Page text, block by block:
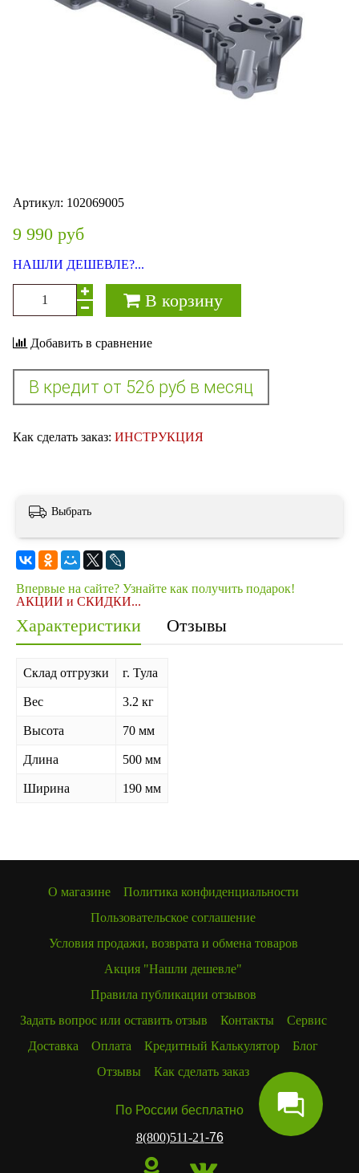
Артикул: 102069005
9 990 руб
НАШЛИ ДЕШЕВЛЕ?...
В корзину
Добавить в сравнение
Как сделать заказ: ИНСТРУКЦИЯ
Выбрать
Впервые на сайте? Узнайте как получить подарок!
АКЦИИ и СКИДКИ...
Характеристики Отзывы
Склад отгрузки г. Тула
Вес 3.2 кг
Высота 70 мм
Длина 500 мм
Ширина 190 мм
О магазине
Политика конфиденциальности
Пользовательское соглашение
Условия продажи, возврата и обмена товаров
Акция "Нашли дешевле"
Правила публикации отзывов
Задать вопрос или оставить отзыв
Контакты
Сервис
Доставка
Оплата Кредитный Калькулятор
Блог
Отзывы
Как сделать заказ
По России бесплатно
8(800)511-21-76